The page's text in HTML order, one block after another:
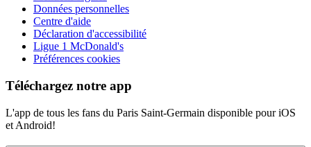
Données personnelles
Centre d'aide
Déclaration d'accessibilité
Ligue 1 McDonald's
Préférences cookies
Téléchargez notre app
L'app de tous les fans du Paris Saint-Germain disponible pour iOS
et Android!